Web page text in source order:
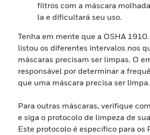
filtros com a máscara
la e dificultará seu uso.
Tenha em mente que a OSHA
listou os diferentes intervalos nos
máscaras precisam ser limpas. O
responsável por determinar a
que uma máscara precisa ser limpa.
Para outras máscaras, verifique
e siga o protocolo de limpeza de
Este protocolo é específico para os